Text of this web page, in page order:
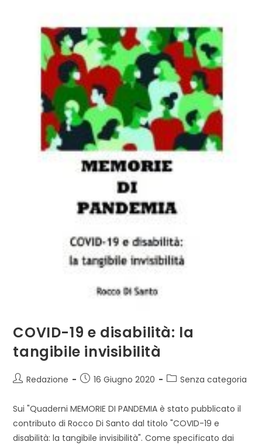
COVID-19 e disabilità: la
tangibile invisibilità
AutoreRedazione
Articolo
16 Giugno 2020
Categoria
Senza categoria
Sui "Quaderni MEMORIE DI PANDEMIA è stato pubblicato il
contributo di Rocco Di Santo dal titolo "COVID-19 e
disabilità: la tangibile invisibilità". Come specificato dai